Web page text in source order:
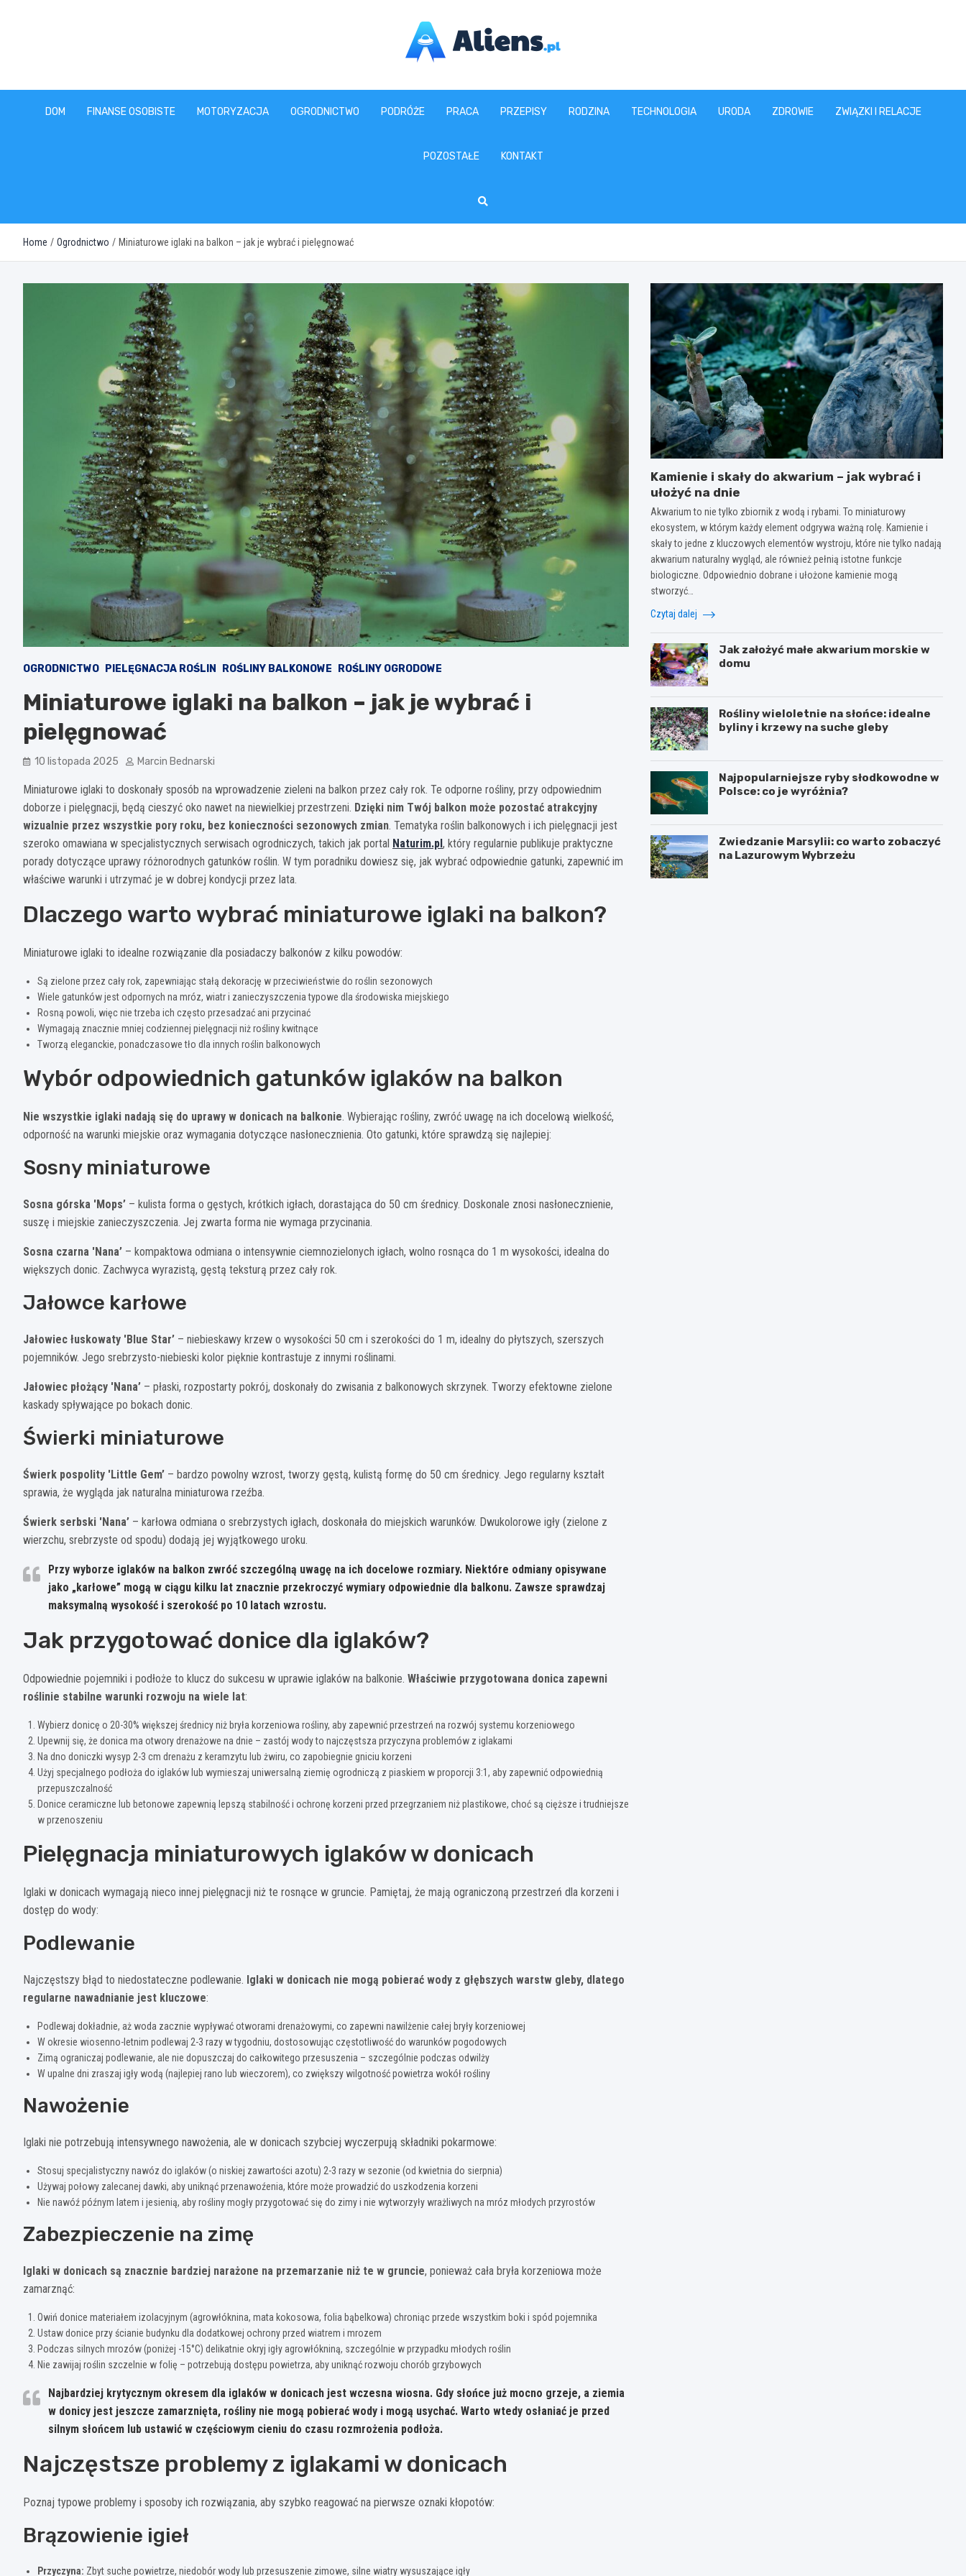
aliens.pl
DOM FINANSE OSOBISTE MOTORYZACJA OGRODNICTWO PODRÓŻE PRACA PRZEPISY RODZINA TECHNOLOGIA URODA ZDROWIE ZWIĄZKI I RELACJE
POZOSTAŁE KONTAKT
Home Ogrodnictwo Miniaturowe iglaki na balkon – jak je wybrać i pielęgnować
OGRODNICTWO PIELĘGNACJA ROŚLIN ROŚLINY BALKONOWE ROŚLINY OGRODOWE
Miniaturowe iglaki na balkon – jak je wybrać i
pielęgnować
10 listopada 2025 Marcin Bednarski
Miniaturowe iglaki to doskonały sposób na wprowadzenie zieleni na balkon przez cały rok. Te odporne rośliny, przy odpowiednim
doborze i pielęgnacji, będą cieszyć oko nawet na niewielkiej przestrzeni. Dzięki nim Twój balkon może pozostać atrakcyjny
wizualnie przez wszystkie pory roku, bez konieczności sezonowych zmian. Tematyka roślin balkonowych i ich pielęgnacji jest
szeroko omawiana w specjalistycznych serwisach ogrodniczych, takich jak portal Naturim.pl, który regularnie publikuje praktyczne
porady dotyczące uprawy różnorodnych gatunków roślin. W tym poradniku dowiesz się, jak wybrać odpowiednie gatunki, zapewnić im
właściwe warunki i utrzymać je w dobrej kondycji przez lata.
Dlaczego warto wybrać miniaturowe iglaki na balkon?
Miniaturowe iglaki to idealne rozwiązanie dla posiadaczy balkonów z kilku powodów:
Są zielone przez cały rok, zapewniając stałą dekorację w przeciwieństwie do roślin sezonowych
Wiele gatunków jest odpornych na mróz, wiatr i zanieczyszczenia typowe dla środowiska miejskiego
Rosną powoli, więc nie trzeba ich często przesadzać ani przycinać
Wymagają znacznie mniej codziennej pielęgnacji niż rośliny kwitnące
Tworzą eleganckie, ponadczasowe tło dla innych roślin balkonowych
Wybór odpowiednich gatunków iglaków na balkon
Nie wszystkie iglaki nadają się do uprawy w donicach na balkonie. Wybierając rośliny, zwróć uwagę na ich docelową wielkość,
odporność na warunki miejskie oraz wymagania dotyczące nasłonecznienia. Oto gatunki, które sprawdzą się najlepiej:
Sosny miniaturowe
Sosna górska 'Mops’ – kulista forma o gęstych, krótkich igłach, dorastająca do 50 cm średnicy. Doskonale znosi nasłonecznienie,
suszę i miejskie zanieczyszczenia. Jej zwarta forma nie wymaga przycinania.
Sosna czarna 'Nana’ – kompaktowa odmiana o intensywnie ciemnozielonych igłach, wolno rosnąca do 1 m wysokości, idealna do
większych donic. Zachwyca wyrazistą, gęstą teksturą przez cały rok.
Jałowce karłowe
Jałowiec łuskowaty 'Blue Star’ – niebieskawy krzew o wysokości 50 cm i szerokości do 1 m, idealny do płytszych, szerszych
pojemników. Jego srebrzysto-niebieski kolor pięknie kontrastuje z innymi roślinami.
Jałowiec płożący 'Nana’ – płaski, rozpostarty pokrój, doskonały do zwisania z balkonowych skrzynek. Tworzy efektowne zielone
kaskady spływające po bokach donic.
Świerki miniaturowe
Świerk pospolity 'Little Gem’ – bardzo powolny wzrost, tworzy gęstą, kulistą formę do 50 cm średnicy. Jego regularny kształt
sprawia, że wygląda jak naturalna miniaturowa rzeźba.
Świerk serbski 'Nana’ – karłowa odmiana o srebrzystych igłach, doskonała do miejskich warunków. Dwukolorowe igły (zielone z
wierzchu, srebrzyste od spodu) dodają jej wyjątkowego uroku.
Przy wyborze iglaków na balkon zwróć szczególną uwagę na ich docelowe rozmiary. Niektóre odmiany opisywane
jako „karłowe” mogą w ciągu kilku lat znacznie przekroczyć wymiary odpowiednie dla balkonu. Zawsze sprawdzaj
maksymalną wysokość i szerokość po 10 latach wzrostu.
Jak przygotować donice dla iglaków?
Odpowiednie pojemniki i podłoże to klucz do sukcesu w uprawie iglaków na balkonie. Właściwie przygotowana donica zapewni
roślinie stabilne warunki rozwoju na wiele lat:
Wybierz donicę o 20-30% większej średnicy niż bryła korzeniowa rośliny, aby zapewnić przestrzeń na rozwój systemu korzeniowego
Upewnij się, że donica ma otwory drenażowe na dnie – zastój wody to najczęstsza przyczyna problemów z iglakami
Na dno doniczki wysyp 2-3 cm drenażu z keramzytu lub żwiru, co zapobiegnie gniciu korzeni
Użyj specjalnego podłoża do iglaków lub wymieszaj uniwersalną ziemię ogrodniczą z piaskiem w proporcji 3:1, aby zapewnić odpowiednią
przepuszczalność
Donice ceramiczne lub betonowe zapewnią lepszą stabilność i ochronę korzeni przed przegrzaniem niż plastikowe, choć są cięższe i trudniejsze
w przenoszeniu
Pielęgnacja miniaturowych iglaków w donicach
Iglaki w donicach wymagają nieco innej pielęgnacji niż te rosnące w gruncie. Pamiętaj, że mają ograniczoną przestrzeń dla korzeni i
dostęp do wody:
Podlewanie
Najczęstszy błąd to niedostateczne podlewanie. Iglaki w donicach nie mogą pobierać wody z głębszych warstw gleby, dlatego
regularne nawadnianie jest kluczowe:
Podlewaj dokładnie, aż woda zacznie wypływać otworami drenażowymi, co zapewni nawilżenie całej bryły korzeniowej
W okresie wiosenno-letnim podlewaj 2-3 razy w tygodniu, dostosowując częstotliwość do warunków pogodowych
Zimą ograniczaj podlewanie, ale nie dopuszczaj do całkowitego przesuszenia – szczególnie podczas odwilży
W upalne dni zraszaj igły wodą (najlepiej rano lub wieczorem), co zwiększy wilgotność powietrza wokół rośliny
Nawożenie
Iglaki nie potrzebują intensywnego nawożenia, ale w donicach szybciej wyczerpują składniki pokarmowe:
Stosuj specjalistyczny nawóz do iglaków (o niskiej zawartości azotu) 2-3 razy w sezonie (od kwietnia do sierpnia)
Używaj połowy zalecanej dawki, aby uniknąć przenawoźenia, które może prowadzić do uszkodzenia korzeni
Nie nawóź późnym latem i jesienią, aby rośliny mogły przygotować się do zimy i nie wytworzyły wrażliwych na mróz młodych przyrostów
Zabezpieczenie na zimę
Iglaki w donicach są znacznie bardziej narażone na przemarzanie niż te w gruncie, ponieważ cała bryła korzeniowa może
zamarznąć:
Owiń donice materiałem izolacyjnym (agrowłóknina, mata kokosowa, folia bąbelkowa) chroniąc przede wszystkim boki i spód pojemnika
Ustaw donice przy ścianie budynku dla dodatkowej ochrony przed wiatrem i mrozem
Podczas silnych mrozów (poniżej -15°C) delikatnie okryj igły agrowłókniną, szczególnie w przypadku młodych roślin
Nie zawijaj roślin szczelnie w folię – potrzebują dostępu powietrza, aby uniknąć rozwoju chorób grzybowych
Najbardziej krytycznym okresem dla iglaków w donicach jest wczesna wiosna. Gdy słońce już mocno grzeje, a ziemia
w donicy jest jeszcze zamarznięta, rośliny nie mogą pobierać wody i mogą usychać. Warto wtedy osłaniać je przed
silnym słońcem lub ustawić w częściowym cieniu do czasu rozmrożenia podłoża.
Najczęstsze problemy z iglakami w donicach
Poznaj typowe problemy i sposoby ich rozwiązania, aby szybko reagować na pierwsze oznaki kłopotów:
Brązowienie igieł
Przyczyna: Zbyt suche powietrze, niedobór wody lub przesuszenie zimowe, silne wiatry wysuszające igły
Kamienie i skały do akwarium – jak wybrać i
ułożyć na dnie
Akwarium to nie tylko zbiornik z wodą i rybami. To miniaturowy
ekosystem, w którym każdy element odgrywa ważną rolę. Kamienie i
skały to jedne z kluczowych elementów wystroju, które nie tylko nadają
akwarium naturalny wygląd, ale również pełnią istotne funkcje
biologiczne. Odpowiednio dobrane i ułożone kamienie mogą
stworzyć…
Czytaj dalej
Jak założyć małe akwarium morskie w
domu
Rośliny wieloletnie na słońce: idealne
byliny i krzewy na suche gleby
Najpopularniejsze ryby słodkowodne w
Polsce: co je wyróżnia?
Zwiedzanie Marsylii: co warto zobaczyć
na Lazurowym Wybrzeżu